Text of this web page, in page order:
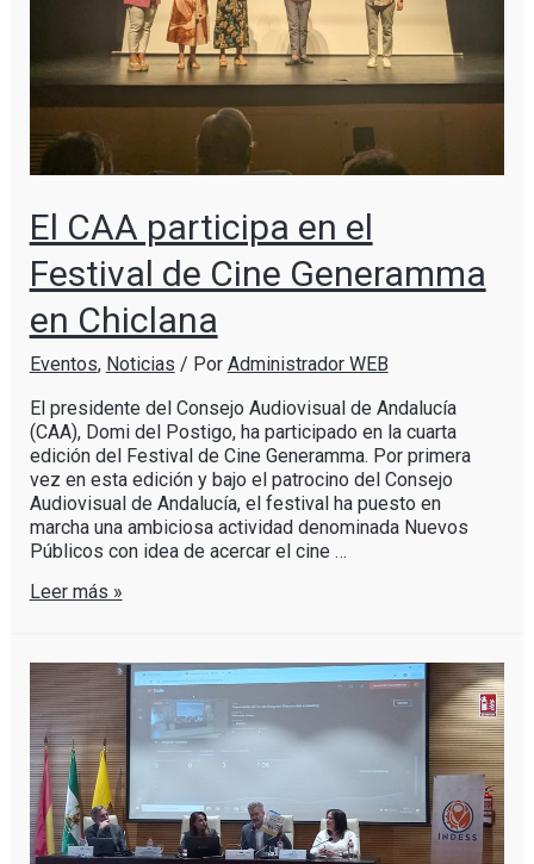
El CAA participa en el
Festival de Cine Generamma
en Chiclana
Eventos, Noticias / Por Administrador WEB
El presidente del Consejo Audiovisual de Andalucía
(CAA), Domi del Postigo, ha participado en la cuarta
edición del Festival de Cine Generamma. Por primera
vez en esta edición y bajo el patrocino del Consejo
Audiovisual de Andalucía, el festival ha puesto en
marcha una ambiciosa actividad denominada Nuevos
Públicos con idea de acercar el cine …
Leer más »